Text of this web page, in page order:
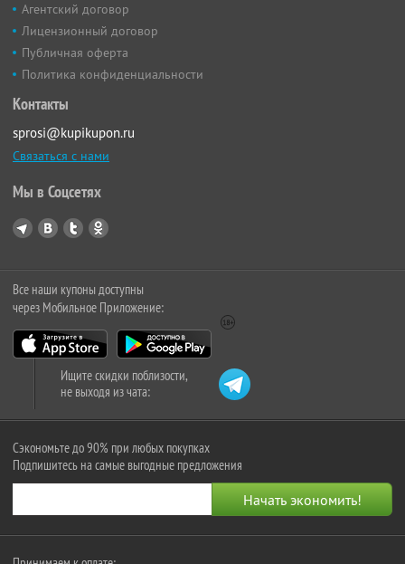
Агентский договор
Лицензионный договор
Публичная оферта
Политика конфиденциальности
Контакты
sprosi@kupikupon.ru
Связаться с нами
Мы в Соцсетях
Все наши купоны доступны
через Мобильное Приложение:
Ищите скидки поблизости,
не выходя из чата:
Сэкономьте до 90% при любых покупках
Подпишитесь на самые выгодные предложения